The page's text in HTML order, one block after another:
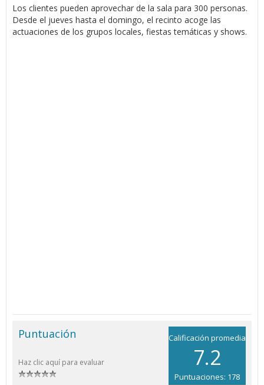
Los clientes pueden aprovechar de la sala para 300 personas.
Desde el jueves hasta el domingo, el recinto acoge las
actuaciones de los grupos locales, fiestas temáticas y shows.
Calificación promedia
7.2
Puntuaciones: 178
Puntuación
Haz clic aquí para evaluar